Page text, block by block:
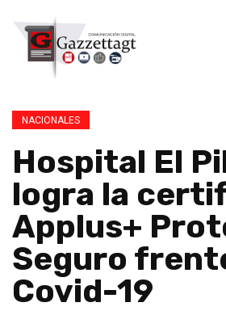
NACIONALES
Hospital El
logra la
Applus+
Seguro
Covid-19